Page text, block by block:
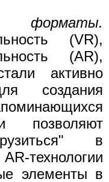
форматы.
(VR),
(AR),
активно
создания
позволяют
в
технологии
элементы в